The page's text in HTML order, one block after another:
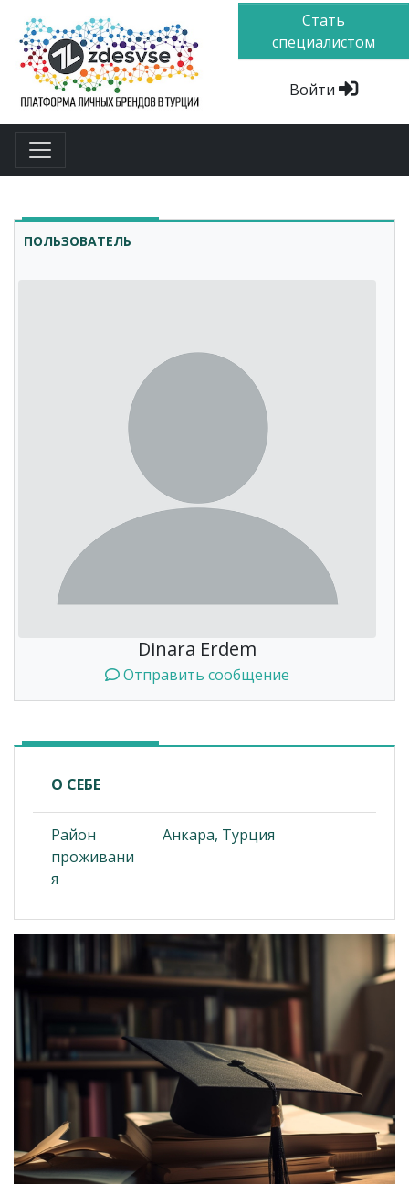
Стать
специалистом
Войти
ПОЛЬЗОВАТЕЛЬ
Dinara Erdem
Отправить сообщение
О СЕБЕ
Район
проживани
я
Анкара, Турция